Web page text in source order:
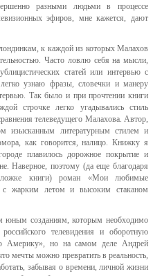
разными людьми в процессе
эфиров, мне кажется, дают
к каждой из которых Малахов
Часто ловлю себя на мысли,
статей или интервью с
узнаю фразы, словечки и манеру
Так было и при прочтении книги
строчке легко угадывались стиль
телеведущего Малахова. Автор,
изысканным литературным стилем и
как говорится, налицо. Книжку я
плавилось дорожное покрытие и
Наверное, поэтому (да еще благодаря
книги) роман «Мои любимые
с жарким летом и высоким стаканом
юным созданиям, которым необходимо
телевидения и оборотную
Америку», но на самом деле Андрей
мечты можно превратить в реальность,
забывая о времени, личной жизни